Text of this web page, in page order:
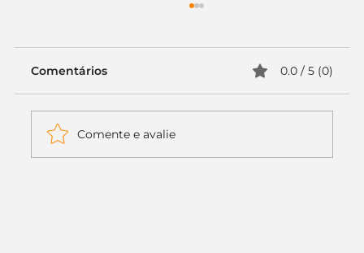
Comentários 0.0 / 5 (0)
Comente e avalie